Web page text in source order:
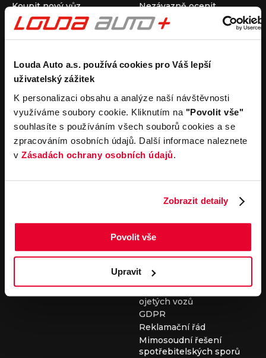
Louda Auto a.s. používá cookies pro Váš lepší
uživatelský zážitek
K personalizaci obsahu a analýze naší návštěvnosti
využíváme soubory cookie. Kliknutím na "Povolit vše"
souhlasíte s používáním všech souborů cookies a se
zpracováním osobních údajů. Další informace naleznete
v Zásadách ochrany osobních údajů.
Zobrazit detaily
Povolit vše
Upravit
Koupit nový vůz
Koupit ojetý vůz
Koupit užitkový vůz
Nezávazně ocenit
Průběh výkupu vozu
Pronájem
Carsharing
Autopůjčovna
Operativní leasing
Společnost
Louda Auto+ Poděbrady
Obytné vozy
Novinky
Kariéra
Servisní služby
Servis
Důležité odkazy
Cookies
Všeobecné obchodní
podmínky pro online
vozidel
Všeobecné obchodní
podmínky pro provádění
servisních prací
Všeobecné obchodní
podmínky při nákupu
ojetých vozů
GDPR
Reklamační řád
Mimosoudní řešení
spotřebitelských sporů